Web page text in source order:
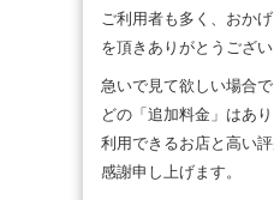
ご利用者も多く、おか
を頂きありがとうござい
急いで見て欲しい場合
どの「追加料金」はあ
利用できるお店と高い
感謝申し上げます。